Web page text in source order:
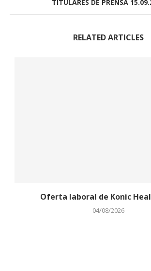
TITULARES DE PRENSA
RELATED ARTICLES
Oferta laboral de Konic
04/08/2026